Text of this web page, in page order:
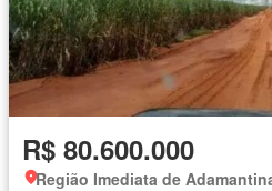
R$ 80.600.000
Região Imediata de